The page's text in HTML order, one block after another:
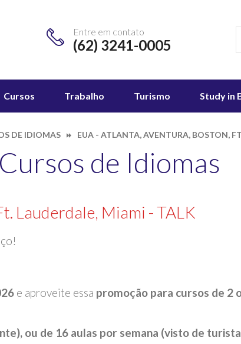
Entre em contato
(62) 3241-0005
Cursos Trabalho Turismo Study in
DE IDIOMAS EUA - ATLANTA, AVENTURA, BOSTON,
Cursos de Idiomas
Lauderdale, Miami - TALK
e aproveite essa promoção para cursos de 2
ou de 16 aulas por semana (visto de